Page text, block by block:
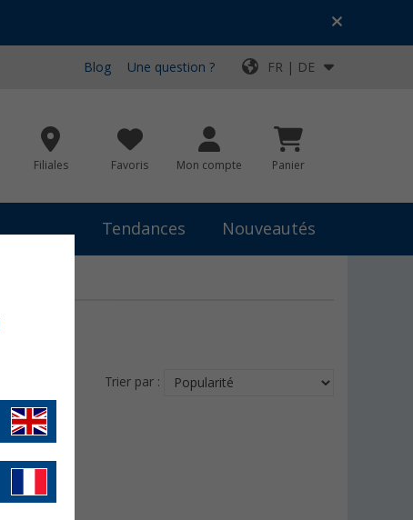
Blog Une question ? FR | DE
Filiales Favoris Mon compte Panier
Tendances Nouveautés
Trier par :